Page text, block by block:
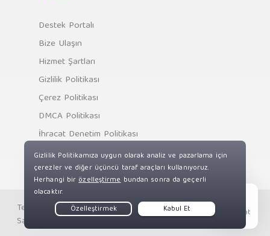
Destek Portalı
Bize Ulaşın
Hizmet Şartları
Gizlilik Politikası
Çerez Politikası
DMCA Politikası
İhracat Denetim Politikası
Telif Hakkı © Private Internet Access, Inc. Tüm Hakları
Saklıdır.
Live Chat